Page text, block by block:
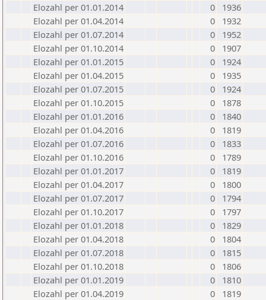
Elozahl per 01.01.2014
0
1936
Elozahl per 01.04.2014
0
1932
Elozahl per 01.07.2014
0
1952
Elozahl per 01.10.2014
0
1907
Elozahl per 01.01.2015
0
1924
Elozahl per 01.04.2015
0
1935
Elozahl per 01.07.2015
0
1924
Elozahl per 01.10.2015
0
1878
Elozahl per 01.01.2016
0
1840
Elozahl per 01.04.2016
0
1819
Elozahl per 01.07.2016
0
1833
Elozahl per 01.10.2016
0
1789
Elozahl per 01.01.2017
0
1819
Elozahl per 01.04.2017
0
1800
Elozahl per 01.07.2017
0
1794
Elozahl per 01.10.2017
0
1797
Elozahl per 01.01.2018
0
1829
Elozahl per 01.04.2018
0
1804
Elozahl per 01.07.2018
0
1815
Elozahl per 01.10.2018
0
1806
Elozahl per 01.01.2019
0
1810
Elozahl per 01.04.2019
0
1819